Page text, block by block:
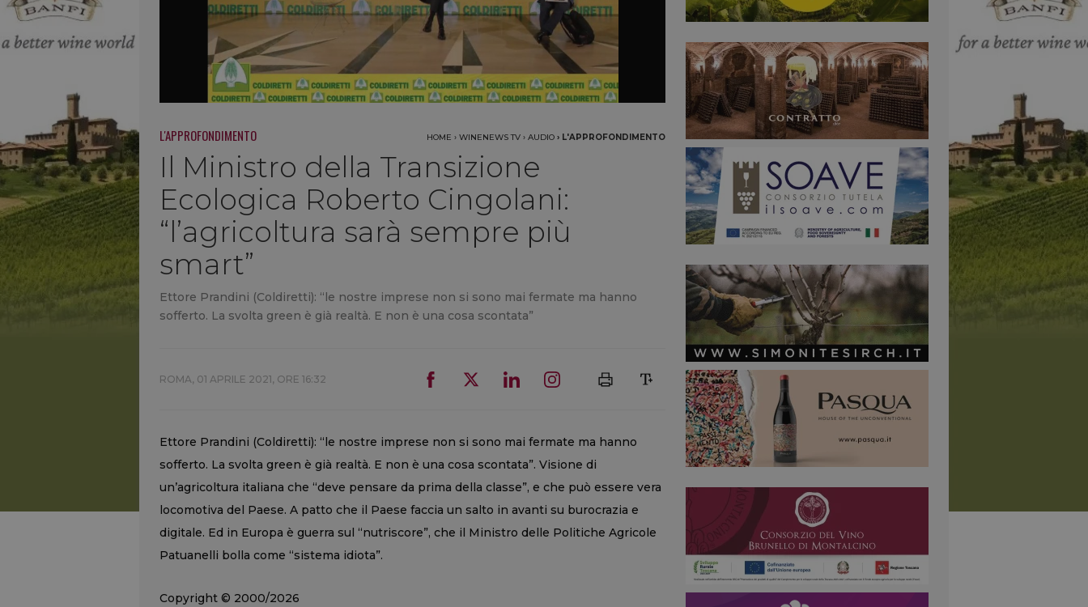
L'APPROFONDIMENTO HOME › WINENEWS TV › AUDIO › L'APPROFONDIMENTO
Il Ministro della Transizione
Ecologica Roberto Cingolani:
“l’agricoltura sarà sempre più
smart”
Ettore Prandini (Coldiretti): “le nostre imprese non si sono mai fermate ma hanno
sofferto. La svolta green è già realtà. E non è una cosa scontata”
ROMA, 01 APRILE 2021, ORE 16:32
Ettore Prandini (Coldiretti): “le nostre imprese non si sono mai fermate ma hanno
sofferto. La svolta green è già realtà. E non è una cosa scontata”. Visione di
un’agricoltura italiana che “deve pensare da prima della classe”, e che può essere vera
locomotiva del Paese. A patto che il Paese faccia un salto in avanti su burocrazia e
digitale. Ed in Europa è guerra sul “nutriscore”, che il Ministro delle Politiche Agricole
Patuanelli bolla come “sistema idiota”.
Copyright © 2000/2026